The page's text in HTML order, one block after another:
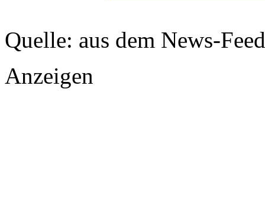
Quelle: aus dem News-
Anzeigen